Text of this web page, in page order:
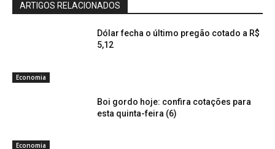
ARTIGOS RELACIONADOS
Economia
Dólar fecha o último pregão cotado a R$
5,12
Economia
Boi gordo hoje: confira cotações para
esta quinta-feira (6)